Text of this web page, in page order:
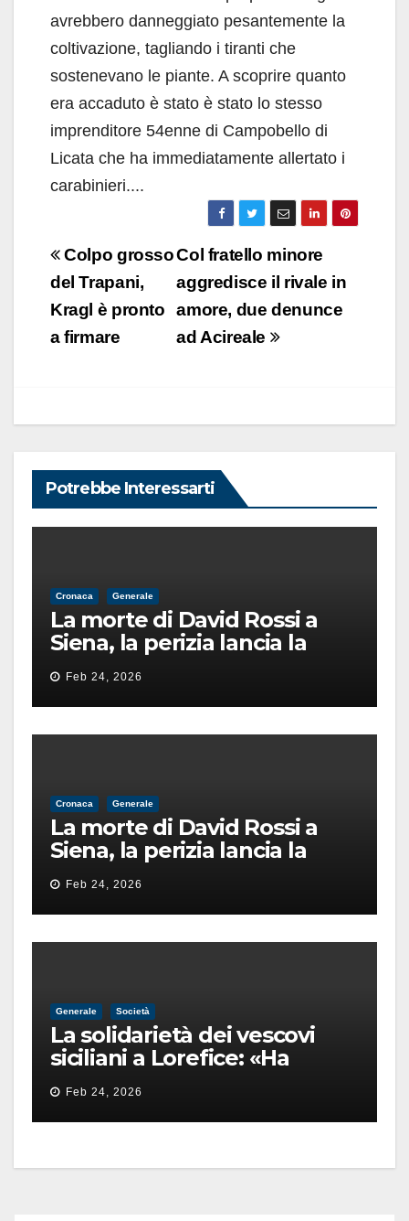
avrebbero danneggiato pesantemente la
coltivazione, tagliando i tiranti che
sostenevano le piante. A scoprire quanto
era accaduto è stato è stato lo stesso
imprenditore 54enne di Campobello di
Licata che ha immediatamente allertato i
carabinieri....
Navigazione
articoli
Col fratello minore
aggredisce il rivale in
amore, due denunce
ad Acireale
Colpo grosso
del Trapani,
Kragl è pronto
a firmare
Potrebbe Interessarti
Cronaca Generale
La morte di David Rossi a
Siena, la perizia lancia la
pista di un’intimidazione
finita male
Feb 24, 2026
Cronaca Generale
La morte di David Rossi a
Siena, la perizia lancia la
pista di un’intimidazione
finita male
Feb 24, 2026
Generale Società
La solidarietà dei vescovi
siciliani a Lorefice: «Ha
difeso il valore e la dignità
dell’umanità»
Feb 24, 2026